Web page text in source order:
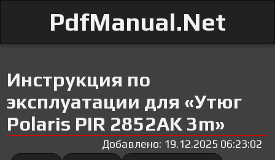
PdfManual.Net
Инструкция по
эксплуатации для «Утюг
Polaris PIR 2852AK 3m»
Добавлено: 19.12.2025 06:23:02